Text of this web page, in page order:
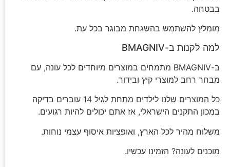
בבטחה.
מומלץ להשתמש בהשגחת מבוגר בכל עת.
למה לקנות ב-BMAGNIV
ב-BMAGNIV מתמחים במוצרים מיוחדים לכל עונה, עם
מבחר רחב למוצרי קיץ ובידור.
כל המוצרים שלנו לילדים מתחת לגיל 14 עוברים בדיקה
במכון התקנים הישראלי, אז אתם יכולים להיות רגועים.
משלוח מהיר לכל הארץ, ואופציות איסוף עצמי נוחות.
מוכנים לעונה? הזמינו עכשיו.